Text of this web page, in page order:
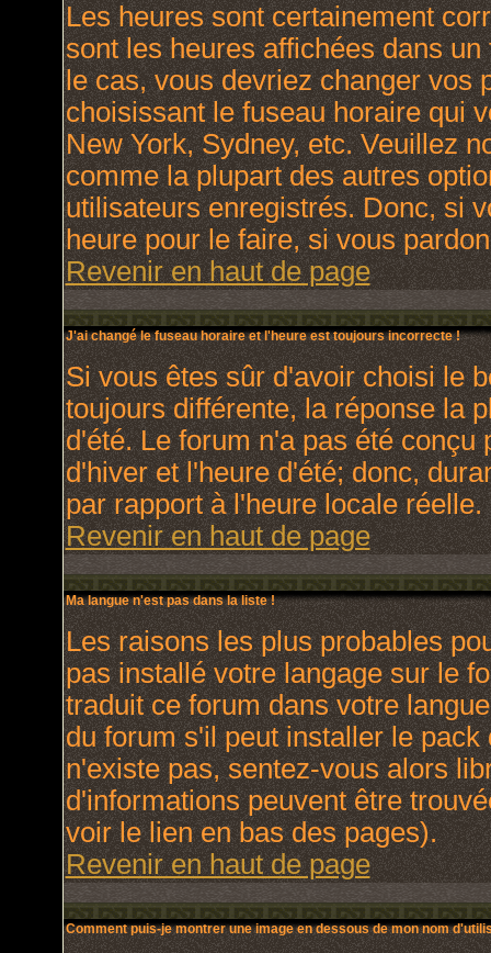
Les heures sont certainement
sont les heures affichées dans
le cas, vous devriez changer vos
choisissant le fuseau horaire qui
New York, Sydney, etc. Veuillez
comme la plupart des autres
utilisateurs enregistrés. Donc, si
heure pour le faire, si vous
Revenir en haut de page
J'ai changé le fuseau horaire et l'heure est toujours incorrecte !
Si vous êtes sûr d'avoir choisi le
toujours différente, la réponse la
d'été. Le forum n'a pas été
d'hiver et l'heure d'été; donc,
par rapport à l'heure locale réelle.
Revenir en haut de page
Ma langue n'est pas dans la liste !
Les raisons les plus probables
pas installé votre langage sur le
traduit ce forum dans votre
du forum s'il peut installer le
n'existe pas, sentez-vous alors
d'informations peuvent être
voir le lien en bas des pages).
Revenir en haut de page
Comment puis-je montrer une image en dessous de mon nom